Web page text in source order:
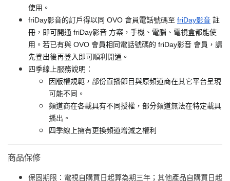
使用。
friDay影音的訂戶得以同 OVO 會員電話號碼至 friDay影音 註
冊，即可開通 friDay影音 方案，手機、電腦、電視盒都能使
用。若已有與 OVO 會員相同電話號碼的 friDay影音 會員，請
先登出後再登入即可順利開通。
四季線上服務說明：
因版權規範，部份直播節目與原頻道商在其它平台呈現
可能不同。
頻道商在各載具有不同授權，部分頻道無法在特定載具
播出。
四季線上擁有更換頻道增減之權利
商品保修
保固期限：電視自購買日起算為期三年；其他產品自購買日起